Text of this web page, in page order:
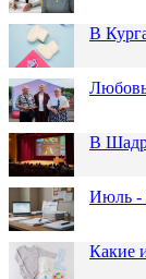
В
В
Июль -
Какие